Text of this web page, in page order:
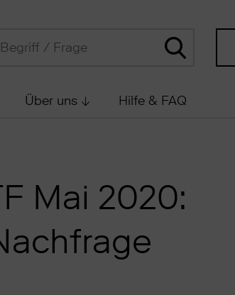
Über uns Hilfe & FAQ
Mai 2020: